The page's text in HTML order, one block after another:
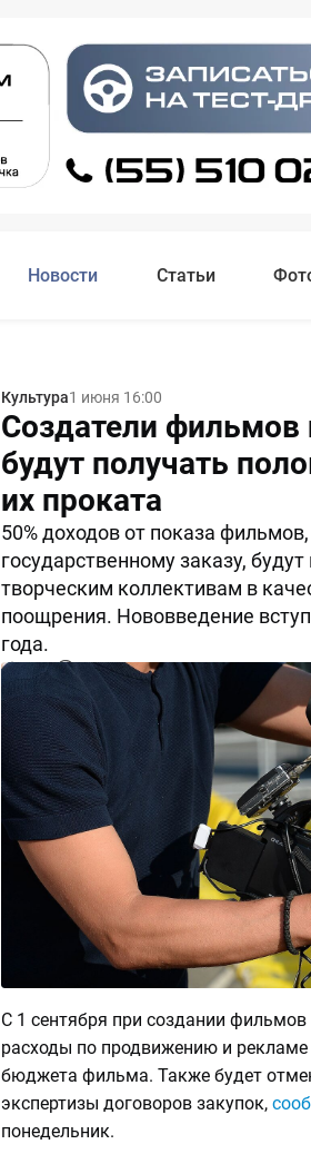
Новости Статьи
Культура1 июня 16:00
Создатели фильмов
будут получать
их проката
50% доходов от показа
государственному заказу,
творческим коллективам в
поощрения. Нововведение
года.
1428
С 1 сентября при создании
расходы по продвижению и рекламе
бюджета фильма. Также будет
экспертизы договоров закупок,
понедельник.